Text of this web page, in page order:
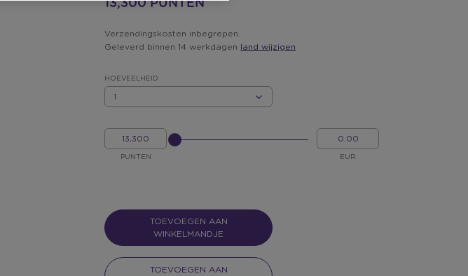
13,300 PUNTEN
Verzendingskosten inbegrepen.
Geleverd binnen 14 werkdagen land wijzigen
HOEVEELHEID
MIJN
PUNTEN
PUNTEN
MIJN
EUR
GELIEVE
INPUT
TOEVOEGEN AAN
WINKELMANDJE
TOEVOEGEN AAN